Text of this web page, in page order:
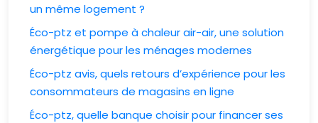
un même logement ?
Éco-ptz et pompe à chaleur air-air, une solution
énergétique pour les ménages modernes
Éco-ptz avis, quels retours d’expérience pour les
consommateurs de magasins en ligne
Éco-ptz, quelle banque choisir pour financer ses